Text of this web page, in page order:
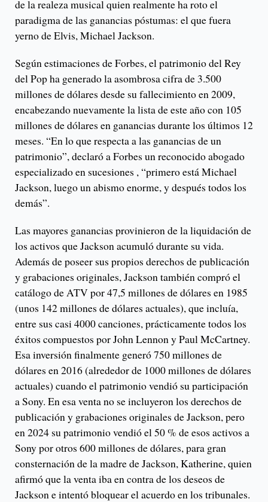
de la realeza musical quien realmente ha roto el
paradigma de las ganancias póstumas: el que fuera
yerno de Elvis, Michael Jackson.
Según estimaciones de Forbes, el patrimonio del Rey
del Pop ha generado la asombrosa cifra de 3.500
millones de dólares desde su fallecimiento en 2009,
encabezando nuevamente la lista de este año con 105
millones de dólares en ganancias durante los últimos 12
meses. “En lo que respecta a las ganancias de un
patrimonio”, declaró a Forbes un reconocido abogado
especializado en sucesiones , “primero está Michael
Jackson, luego un abismo enorme, y después todos los
demás”.
Las mayores ganancias provinieron de la liquidación de
los activos que Jackson acumuló durante su vida.
Además de poseer sus propios derechos de publicación
y grabaciones originales, Jackson también compró el
catálogo de ATV por 47,5 millones de dólares en 1985
(unos 142 millones de dólares actuales), que incluía,
entre sus casi 4000 canciones, prácticamente todos los
éxitos compuestos por John Lennon y Paul McCartney.
Esa inversión finalmente generó 750 millones de
dólares en 2016 (alrededor de 1000 millones de dólares
actuales) cuando el patrimonio vendió su participación
a Sony. En esa venta no se incluyeron los derechos de
publicación y grabaciones originales de Jackson, pero
en 2024 su patrimonio vendió el 50 % de esos activos a
Sony por otros 600 millones de dólares, para gran
consternación de la madre de Jackson, Katherine, quien
afirmó que la venta iba en contra de los deseos de
Jackson e intentó bloquear el acuerdo en los tribunales.